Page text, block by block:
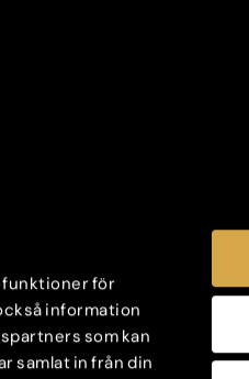
funktioner för
information
som kan
samlat in från din